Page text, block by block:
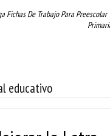
Fichas De Trabajo Para Preescolar
educativo